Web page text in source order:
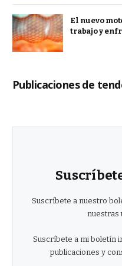
El nuevo
trabajo y
Publicaciones de
Suscríbete a nuestro
nuestras
Suscríbete a mi boletín
publicaciones y